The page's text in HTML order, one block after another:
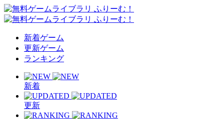
新着ゲーム
更新ゲーム
ランキング
新着
更新